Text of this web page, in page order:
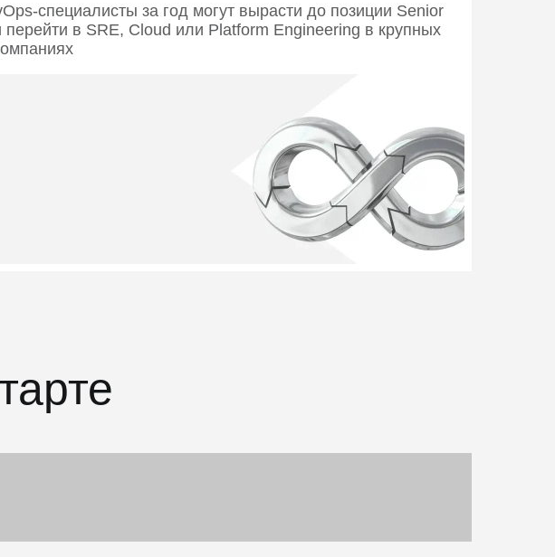
специалисты за год могут вырасти до позиции Senior
перейти в SRE, Cloud или Platform Engineering в крупных